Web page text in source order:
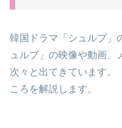
韓国ドラマ「シュルプ」
ュルプ」の映像や動画、
次々と出てきています。
ころを解説します。